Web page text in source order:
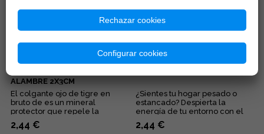
COLGANTE OJO DE TIGRE EN
ALAMBRE 2X3CM
El colgante ojo de tigre en
bruto de es un mineral
protector que repele la
negatividad, potencia la fuerza
de ...
2,44 €
GEODA CUARZO CRISTAL 4-
¿Sientes tu hogar pesado o
estancado? Despierta la
energía de tu entorno con el
sanador maestro de la
naturale...
2,44 €
Rechazar cookies
Configurar cookies